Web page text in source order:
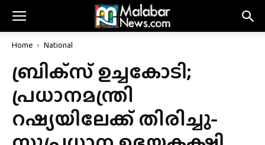
Home National
ബ്രിക്‌സ് ഉച്ചകോടി;
പ്രധാനമന്ത്രി
റഷ്യയിലേക്ക് തിരിച്ചു-